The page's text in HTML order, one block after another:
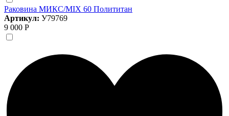
Раковина МИКС/MIX 60 Полититан
Артикул: У79769
9 000 Р